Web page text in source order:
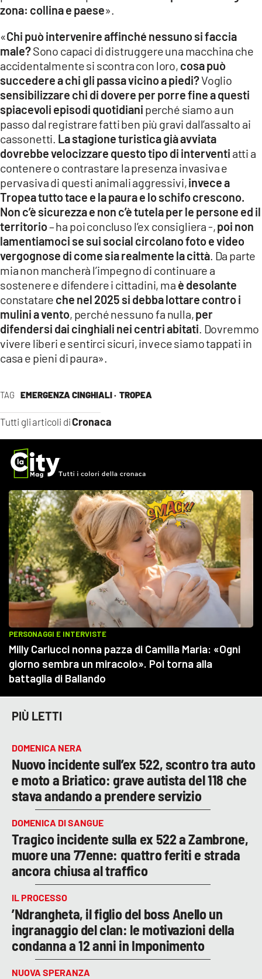
TAG EMERGENZA CINGHIALI · TROPEA
Tutti gli articoli diCronaca
zona: collina e paese».
«Chi può intervenire affinché nessuno si faccia
male?Sono capaci di distruggere una macchina che
accidentalmente si scontra con loro, cosa può
succedere a chi gli passa vicino a piedi?Voglio
sensibilizzare chi di dovere per porre fine a questi
spiacevoli episodi quotidiani perché siamo a un
passo dal registrare fatti ben più gravi dall’assalto ai
cassonetti. La stagione turistica già avviata
dovrebbe velocizzare questo tipo di interventi atti a
contenere o contrastare la presenza invasiva e
pervasiva di questi animali aggressivi,invece a
Tropea tutto tace e la paura e lo schifo crescono.
Non c’è sicurezza e non c’è tutela per le persone ed il
territorio– ha poi concluso l’ex consigliera -,poi non
lamentiamoci se sui social circolano foto e video
vergognose di come sia realmente la città. Da parte
mia non mancherà l’impegno di continuare a
sostenere e difendere i cittadini, ma è desolante
constatare che nel 2025 si debba lottare contro i
mulini a vento, perché nessuno fa nulla,per
difendersi dai cinghiali nei centri abitati. Dovremmo
vivere liberi e sentirci sicuri, invece siamo tappati in
casa e pieni di paura».
PIÙ LETTI
DOMENICA NERA
Nuovo incidente sull’ex 522, scontro tra auto
e moto a Briatico: grave autista del 118 che
stava andando a prendere servizio
DOMENICA DI SANGUE
Tragico incidente sulla ex 522 a Zambrone,
muore una 77enne: quattro feriti e strada
ancora chiusa al traffico
IL PROCESSO
’Ndrangheta, il figlio del boss Anello un
ingranaggio del clan: le motivazioni della
condanna a 12 anni in Imponimento
NUOVA SPERANZA